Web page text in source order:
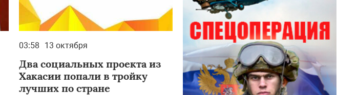
03:58 13 октября
Два социальных проекта из
Хакасии попали в тройку
лучших по стране